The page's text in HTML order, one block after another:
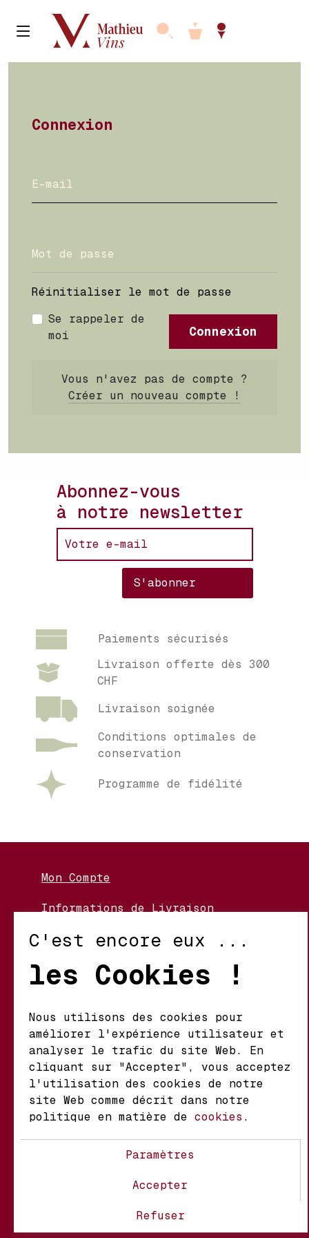
Connexion
Réinitialiser le mot de passe
Se rappeler de
moi
Connexion
Vous n'avez pas de compte ?
Créer un nouveau compte !
Abonnez-vous
à notre newsletter
Paiements sécurisés
Livraison offerte dès 300
CHF
Livraison soignée
Conditions optimales de
conservation
Programme de fidélité
Mon Compte
Informations de Livraison
Conditions d’Utilisation
Mathieu S.A. Vins fins
d'origine
Chemin du Coteau 29 A
1123 Aclens Suisse
@MATHIEUVINS
Contact FAQ
C'est encore eux ...
les Cookies !
Nous utilisons des cookies pour
améliorer l'expérience utilisateur et
analyser le trafic du site Web. En
cliquant sur "Accepter", vous acceptez
l'utilisation des cookies de notre
site Web comme décrit dans notre
politique en matière de cookies .
Paramètres
Accepter
Refuser